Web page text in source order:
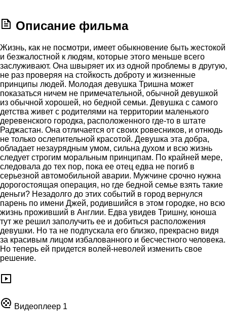
Описание фильма
Жизнь, как не посмотри, имеет обыкновение быть жестокой
и безжалостной к людям, которые этого меньше всего
заслуживают. Она швыряет их из одной проблемы в другую,
не раз проверяя на стойкость доброту и жизненные
принципы людей. Молодая девушка Тришна может
показаться ничем не примечательной, обычной девушкой
из обычной хорошей, но бедной семьи. Девушка с самого
детства живет с родителями на территории маленького
деревенского городка, расположенного где-то в штате
Раджастан. Она отличается от своих ровесников, и отнюдь
не только ослепительной красотой. Девушка эта добра,
обладает незаурядным умом, сильна духом и всю жизнь
следует строгим моральным принципам. По крайней мере,
следовала до тех пор, пока ее отец едва не погиб в
серьезной автомобильной аварии. Мужчине срочно нужна
дорогостоящая операция, но где бедной семье взять такие
деньги? Незадолго до этих событий в город вернулся
парень по имени Джей, родившийся в этом городке, но всю
жизнь проживший в Англии. Едва увидев Тришну, юноша
тут же решил заполучить ее и добиться расположения
девушки. Но та не подпускала его близко, прекрасно видя
за красивым лицом избалованного и бесчестного человека.
Но теперь ей придется волей-неволей изменить свое
решение.
Видеоплеер 1